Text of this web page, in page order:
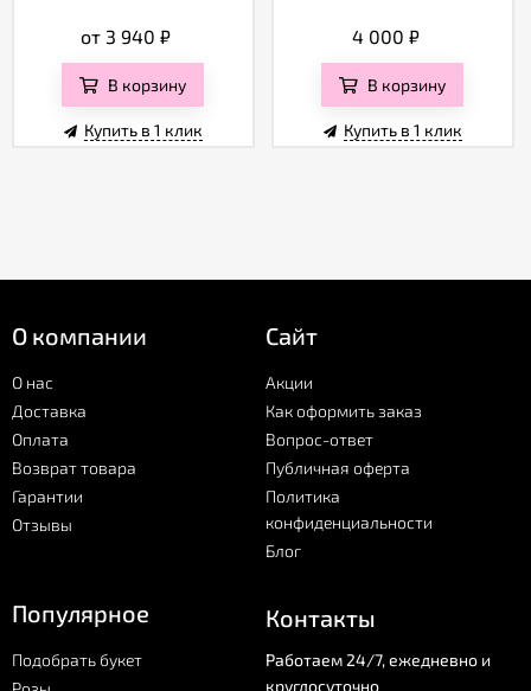
от 3 940₽
В корзину
Купить в 1 клик
4 000 ₽
В корзину
Купить в 1 клик
О компании
О нас
Доставка
Оплата
Возврат товара
Гарантии
Отзывы
Сайт
Акции
Как оформить заказ
Вопрос-ответ
Публичная оферта
Политика
конфиденциальности
Блог
Популярное
Подобрать букет
Контакты
Работаем 24/7, ежедневно и
круглосуточно